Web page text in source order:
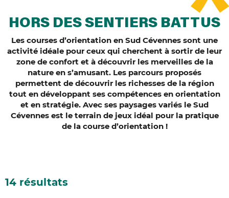
HORS DES SENTIERS BATTUS
Les courses d’orientation en Sud Cévennes sont une
activité idéale pour ceux qui cherchent à sortir de leur
zone de confort et à découvrir les merveilles de la
nature en s’amusant. Les parcours proposés
permettent de découvrir les richesses de la région
tout en développant ses compétences en orientation
et en stratégie. Avec ses paysages variés le Sud
Cévennes est le terrain de jeux idéal pour la pratique
de la course d’orientation !
14 résultats